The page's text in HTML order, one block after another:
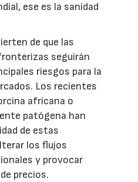
ese es la sanidad
de que las
seguirán
riesgos para la
Los recientes
africana o
patógena han
de estas
los flujos
y provocar
precios.